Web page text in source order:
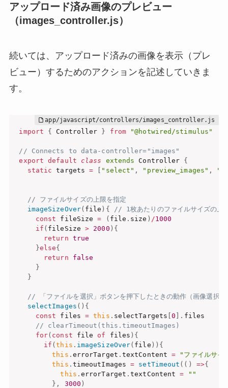
アップロード済み画像のプレビュー
（images_controller.js）
続いては、アップロード済みの画像を表示（プレ
ビュー）するためのアクションを記述していきま
す。
import { Controller } from "@hotwired/stimulus"
// Connects to data-controller="images"
export
default class extends Controller {
static targets = [ "select" , "preview_images" ,
// ファイルサイズの上限を指定
imageSizeOver( file ) {
// 1枚あたりのファイルサイズの上
const fileSize = ( file . size ) /1000
if ( fileSize > 2000 ) {
return true
}else{
return
false
}
}
// 「ファイルを選択」ボタンを押下したときの動作（画像選択後
selectImages ( ) {
const files = this . selectTargets [0 ] . files
// clearTimeout(this.timeoutImages)
for( const file of files ) {
if (this . imageSizeOver( file ) ) {
this . errorTarget . textContent =
"ファイルサイ
this . timeoutImages = setTimeout ( ( ) =>{
this . errorTarget .textContent =
""
} , 3000 )